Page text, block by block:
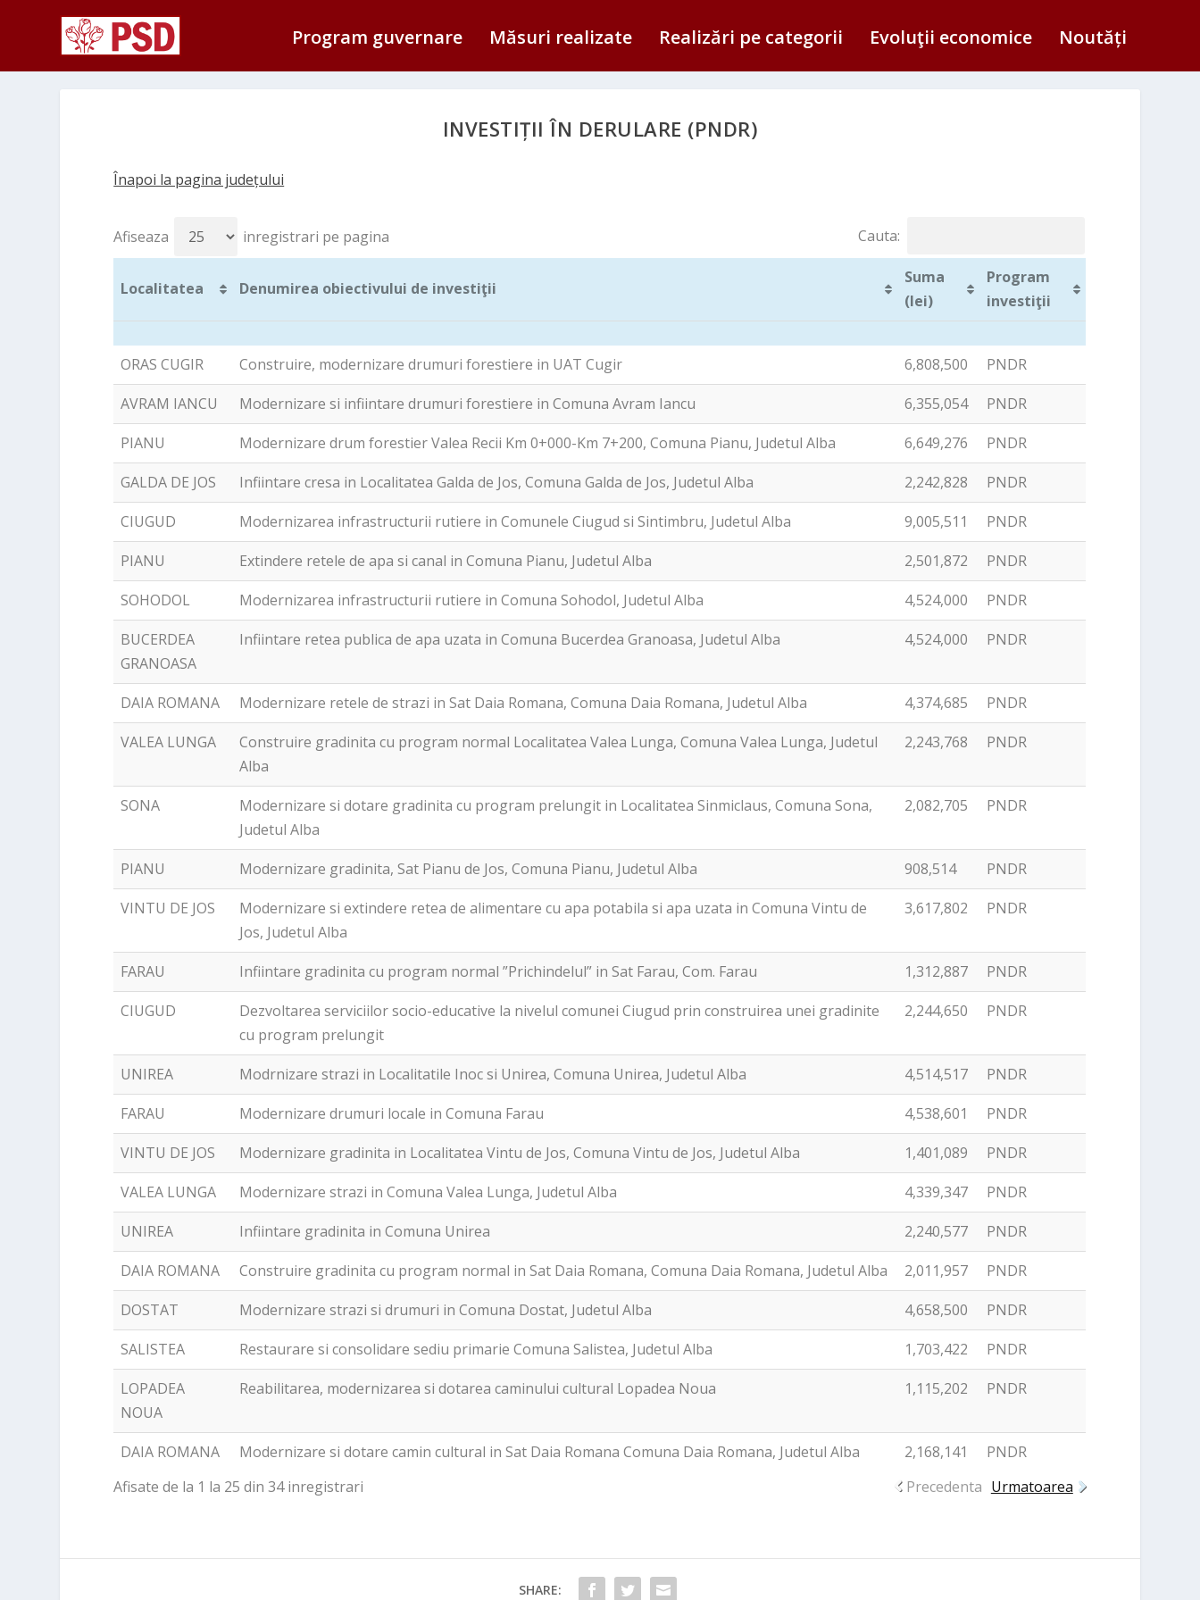
Program guvernare Măsuri realizate Realizări pe categorii Evoluţii economice Noutăți
INVESTIȚII ÎN DERULARE (PNDR)
Înapoi la pagina județului
Afiseaza inregistrari pe pagina Cauta:
Localitatea Denumirea obiectivului de investiţii
Suma
(lei)
Program
investiţii
Localitatea Denumirea obiectivului de investiţii
Suma
(lei)
Program
investiţii
ORAS CUGIR Construire, modernizare drumuri forestiere in UAT Cugir 6,808,500
PNDR
AVRAM IANCU
Modernizare si infiintare drumuri forestiere in Comuna Avram Iancu 6,355,054
PNDR
PIANU
Modernizare drum forestier Valea Recii Km 0+000-Km 7+200, Comuna Pianu, Judetul Alba 6,649,276
PNDR
GALDA DE JOS
Infiintare cresa in Localitatea Galda de Jos, Comuna Galda de Jos, Judetul Alba 2,242,828
PNDR
CIUGUD
Modernizarea infrastructurii rutiere in Comunele Ciugud si Sintimbru, Judetul Alba 9,005,511
PNDR
PIANU
Extindere retele de apa si canal in Comuna Pianu, Judetul Alba 2,501,872
PNDR
SOHODOL
Modernizarea infrastructurii rutiere in Comuna Sohodol, Judetul Alba 4,524,000
PNDR
BUCERDEA
GRANOASA
Infiintare retea publica de apa uzata in Comuna Bucerdea Granoasa, Judetul Alba 4,524,000 PNDR
DAIA ROMANA Modernizare retele de strazi in Sat Daia Romana, Comuna Daia Romana, Judetul Alba 4,374,685
PNDR
VALEA LUNGA
Construire gradinita cu program normal Localitatea Valea Lunga, Comuna Valea Lunga, Judetul
Alba
2,243,768 PNDR
SONA
Modernizare si dotare gradinita cu program prelungit in Localitatea Sinmiclaus, Comuna Sona,
Judetul Alba
2,082,705 PNDR
PIANU Modernizare gradinita, Sat Pianu de Jos, Comuna Pianu, Judetul Alba 908,514
PNDR
VINTU DE JOS
Modernizare si extindere retea de alimentare cu apa potabila si apa uzata in Comuna Vintu de
Jos, Judetul Alba
3,617,802 PNDR
FARAU Infiintare gradinita cu program normal ”Prichindelul” in Sat Farau, Com. Farau 1,312,887
PNDR
CIUGUD
Dezvoltarea serviciilor socio-educative la nivelul comunei Ciugud prin construirea unei gradinite
cu program prelungit
2,244,650 PNDR
UNIREA Modrnizare strazi in Localitatile Inoc si Unirea, Comuna Unirea, Judetul Alba 4,514,517
PNDR
FARAU
Modernizare drumuri locale in Comuna Farau 4,538,601
PNDR
VINTU DE JOS
Modernizare gradinita in Localitatea Vintu de Jos, Comuna Vintu de Jos, Judetul Alba 1,401,089
PNDR
VALEA LUNGA
Modernizare strazi in Comuna Valea Lunga, Judetul Alba 4,339,347
PNDR
UNIREA
Infiintare gradinita in Comuna Unirea 2,240,577
PNDR
DAIA ROMANA
Construire gradinita cu program normal in Sat Daia Romana, Comuna Daia Romana, Judetul Alba 2,011,957
PNDR
DOSTAT
Modernizare strazi si drumuri in Comuna Dostat, Judetul Alba 4,658,500
PNDR
SALISTEA
Restaurare si consolidare sediu primarie Comuna Salistea, Judetul Alba 1,703,422
PNDR
LOPADEA
NOUA
Reabilitarea, modernizarea si dotarea caminului cultural Lopadea Noua 1,115,202 PNDR
DAIA ROMANA Modernizare si dotare camin cultural in Sat Daia Romana Comuna Daia Romana, Judetul Alba 2,168,141
PNDR
Afisate de la 1 la 25 din 34 inregistrari
Precedenta Urmatoarea
SHARE: